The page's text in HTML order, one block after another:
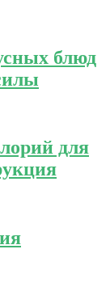
блюд
для